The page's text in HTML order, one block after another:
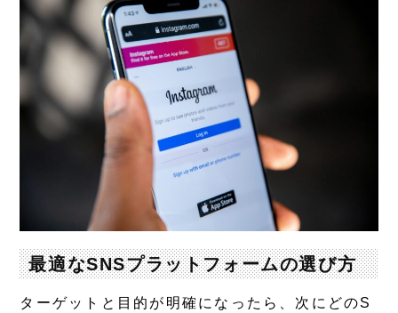
最適なSNSプラットフォームの選び方
ターゲットと目的が明確になったら、次にどのS